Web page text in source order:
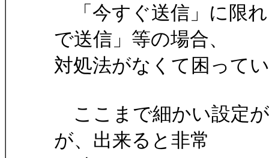
「今すぐ送信」に限
で送信」等の場合、
対処法がなくて困って
ここまで細かい設定
が、出来ると非常